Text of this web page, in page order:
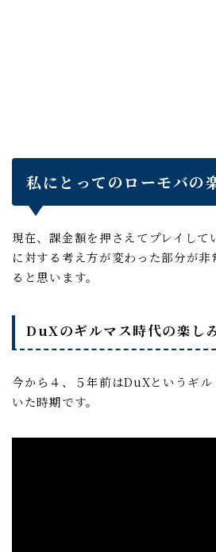
私にとってのローモバの
現在、課金額を押さえてプレイして
に対する考え方が変わった部分が
ると思います。
DuXのギルマス時代の楽し
今から４、５年前はDuXというギ
いた時期です。